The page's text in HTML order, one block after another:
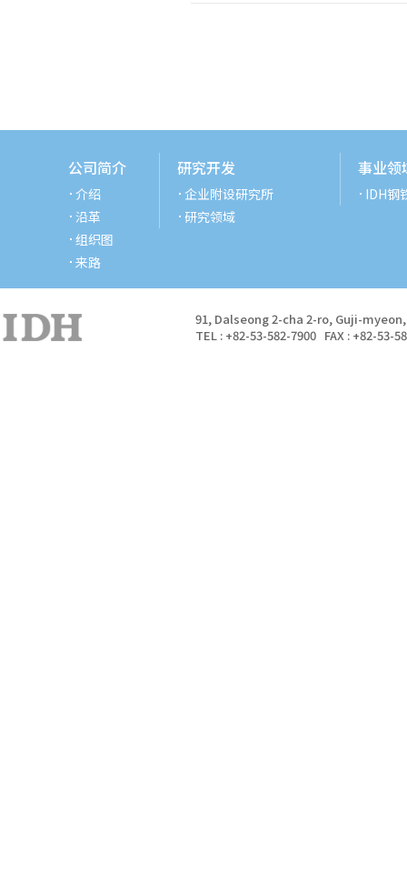
公司简介
介绍
沿革
组织图
来路
研究开发
企业附设研究所
研究领域
事业领
IDH钢
91, Dalseong 2-cha 2-ro, Guji-
TEL : +82-53-582-7900 FAX : +82-